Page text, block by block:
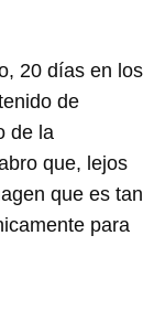
20 días en los
de
de la
que, lejos
que es tan
para